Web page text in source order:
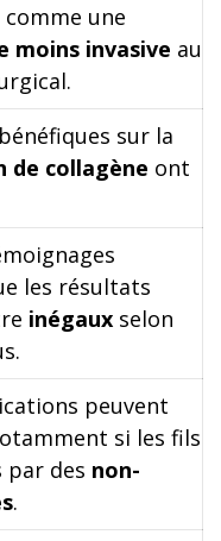
une
moins invasive au
sur la
de collagène ont
les résultats
inégaux selon
peuvent
si les fils
par des non-
.